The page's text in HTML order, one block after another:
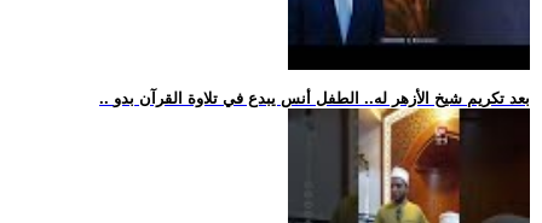
.. بعد تكريم شيخ الأزهر له.. الطفل أنس يبدع في تلاوة القرآن بدو